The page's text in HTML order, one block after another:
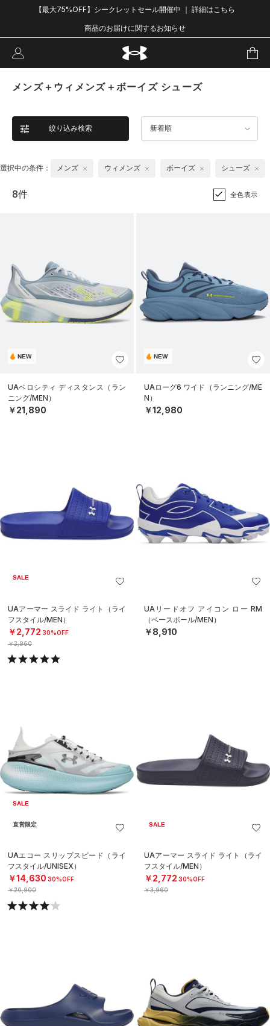
【最大75%OFF】シークレットセール開催中 ｜ 詳細はこちら
商品のお届けに関するお知らせ
メンズ＋ウィメンズ＋ボーイズ シューズ
絞り込み検索 新着順
選択中の条件： メンズ ウィメンズ ボーイズ シューズ
8件 全色表示
NEW
UAベロシティ ディスタンス（ラン
ニング/MEN）
￥21,890
NEW
UAローグ6 ワイド（ランニング/ME
N）
￥12,980
SALE
UAアーマー スライド ライト（ライ
フスタイル/MEN）
￥2,772 30%OFF
￥3,960
UAリードオフ アイコン ロー RM
（ベースボール/MEN）
￥8,910
SALE
直営限定
UAエコー スリップスピード（ライ
フスタイル/UNISEX）
￥14,630 30%OFF
￥20,900
SALE
UAアーマー スライド ライト（ライ
フスタイル/MEN）
￥2,772 30%OFF
￥3,960